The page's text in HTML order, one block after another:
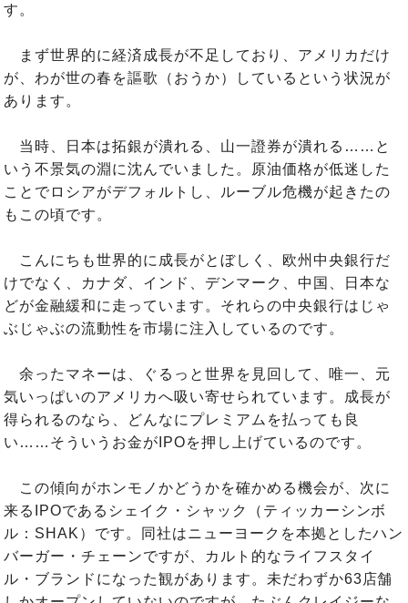
す。
まず世界的に経済成長が不足しており、アメリカだけ
が、わが世の春を謳歌（おうか）しているという状況が
あります。
当時、日本は拓銀が潰れる、山一證券が潰れる……と
いう不景気の淵に沈んでいました。原油価格が低迷した
ことでロシアがデフォルトし、ルーブル危機が起きたの
もこの頃です。
こんにちも世界的に成長がとぼしく、欧州中央銀行だ
けでなく、カナダ、インド、デンマーク、中国、日本な
どが金融緩和に走っています。それらの中央銀行はじゃ
ぶじゃぶの流動性を市場に注入しているのです。
余ったマネーは、ぐるっと世界を見回して、唯一、元
気いっぱいのアメリカへ吸い寄せられています。成長が
得られるのなら、どんなにプレミアムを払っても良
い……そういうお金がIPOを押し上げているのです。
この傾向がホンモノかどうかを確かめる機会が、次に
来るIPOであるシェイク・シャック（ティッカーシンボ
ル：SHAK）です。同社はニューヨークを本拠としたハン
バーガー・チェーンですが、カルト的なライフスタイ
ル・ブランドになった観があります。未だわずか63店舗